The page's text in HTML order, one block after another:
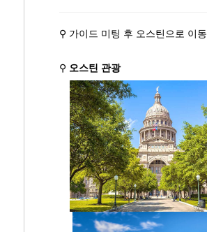
⚲ 가이드 미팅 후 오스틴으로 이동
⚲ 오스틴 관광